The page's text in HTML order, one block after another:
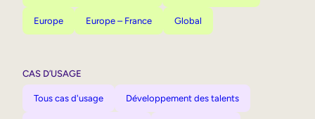
Europe Europe – France Global
CAS D’USAGE
Tous cas d'usage Développement des talents